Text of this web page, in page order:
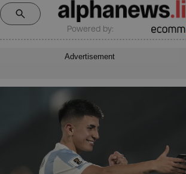
Powered by:
Advertisement